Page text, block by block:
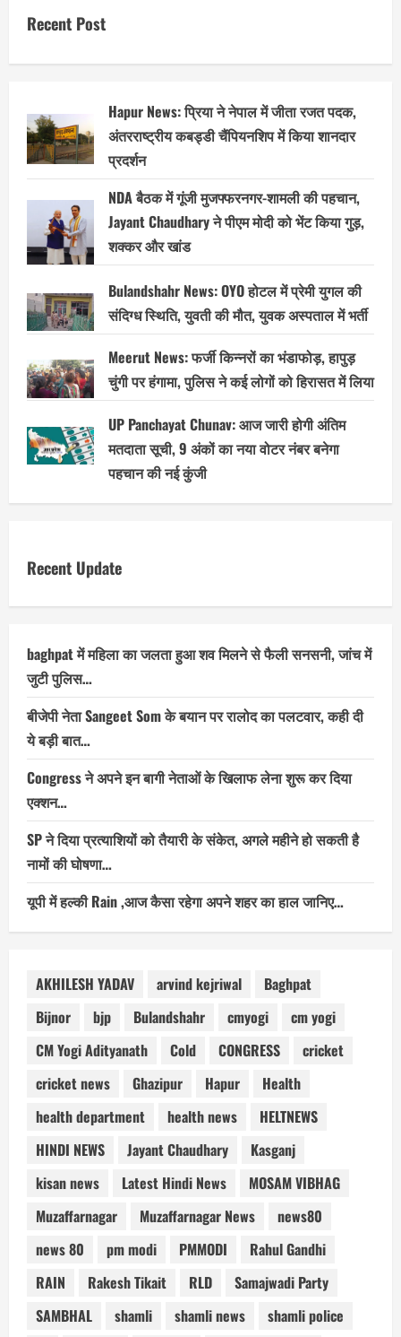
Recent Post
Hapur News: प्रिया ने नेपाल में जीता रजत पदक,
अंतरराष्ट्रीय कबड्डी चैंपियनशिप में किया शानदार
प्रदर्शन
NDA बैठक में गूंजी मुजफ्फरनगर-शामली की पहचान,
Jayant Chaudhary ने पीएम मोदी को भेंट किया गुड़,
शक्कर और खांड
Bulandshahr News: OYO होटल में प्रेमी युगल की
संदिग्ध स्थिति, युवती की मौत, युवक अस्पताल में भर्ती
Meerut News: फर्जी किन्नरों का भंडाफोड़, हापुड़
चुंगी पर हंगामा, पुलिस ने कई लोगों को हिरासत में लिया
UP Panchayat Chunav: आज जारी होगी अंतिम
मतदाता सूची, 9 अंकों का नया वोटर नंबर बनेगा
पहचान की नई कुंजी
Recent Update
baghpat में महिला का जलता हुआ शव मिलने से फैली सनसनी, जांच में
जुटी पुलिस…
बीजेपी नेता Sangeet Som के बयान पर रालोद का पलटवार, कही दी
ये बड़ी बात…
Congress ने अपने इन बागी नेताओं के खिलाफ लेना शुरू कर दिया
एक्शन…
SP ने दिया प्रत्याशियों को तैयारी के संकेत, अगले महीने हो सकती है
नामों की घोषणा…
यूपी में हल्की Rain ,आज कैसा रहेगा अपने शहर का हाल जानिए…
AKHILESH YADAV arvind kejriwal
Baghpat
Bijnor
bjp Bulandshahr cmyogi
cm yogi
CM Yogi Adityanath
Cold CONGRESS
cricket
cricket news
Ghazipur Hapur
Health
health department
health news
HELTNEWS
HINDI NEWS
Jayant Chaudhary
Kasganj
kisan news
Latest Hindi News
MOSAM VIBHAG
Muzaffarnagar
Muzaffarnagar News
news80
news 80
pm modi PMMODI
Rahul Gandhi
RAIN
Rakesh Tikait RLD
Samajwadi Party
SAMBHAL
shamli shamli news
shamli police